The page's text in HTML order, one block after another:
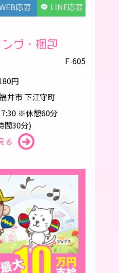
応募 LINE応募
グ・梱包
F-605
円
井市 下江守町
※休憩60分
間30分)
る